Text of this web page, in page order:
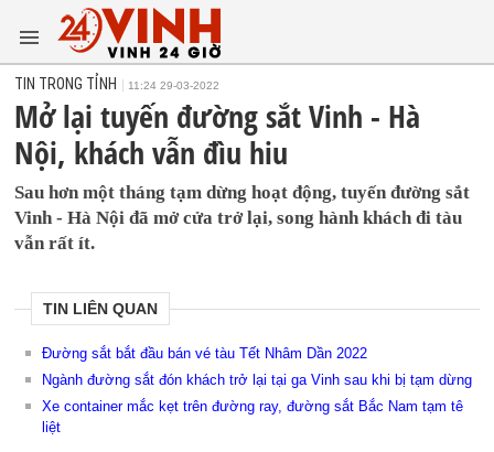
TIN TRONG TỈNH 11:24 29-03-2022
Mở lại tuyến đường sắt Vinh - Hà
Nội, khách vẫn đìu hiu
Sau hơn một tháng tạm dừng hoạt động, tuyến đường sắt
Vinh - Hà Nội đã mở cửa trở lại, song hành khách đi tàu
vẫn rất ít.
TIN LIÊN QUAN
Đường sắt bắt đầu bán vé tàu Tết Nhâm Dần 2022
Ngành đường sắt đón khách trở lại tại ga Vinh sau khi bị tạm dừng
Xe container mắc kẹt trên đường ray, đường sắt Bắc Nam tạm tê
liệt